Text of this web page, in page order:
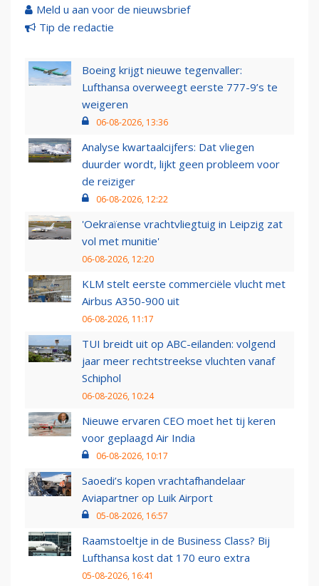
Meld u aan voor de nieuwsbrief
Tip de redactie
Boeing krijgt nieuwe tegenvaller:
Lufthansa overweegt eerste 777-9’s te
weigeren
06-08-2026, 13:36
Analyse kwartaalcijfers: Dat vliegen
duurder wordt, lijkt geen probleem voor
de reiziger
06-08-2026, 12:22
'Oekraïense vrachtvliegtuig in Leipzig zat
vol met munitie'
06-08-2026, 12:20
KLM stelt eerste commerciële vlucht met
Airbus A350-900 uit
06-08-2026, 11:17
TUI breidt uit op ABC-eilanden: volgend
jaar meer rechtstreekse vluchten vanaf
Schiphol
06-08-2026, 10:24
Nieuwe ervaren CEO moet het tij keren
voor geplaagd Air India
06-08-2026, 10:17
Saoedi’s kopen vrachtafhandelaar
Aviapartner op Luik Airport
05-08-2026, 16:57
Raamstoeltje in de Business Class? Bij
Lufthansa kost dat 170 euro extra
05-08-2026, 16:41